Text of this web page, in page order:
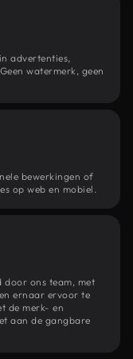
advertenties,
watermerk, geen
bewerkingen of
op web en mobiel.
door ons team, met
ernaar ervoor te
de merk- en
aan de gangbare